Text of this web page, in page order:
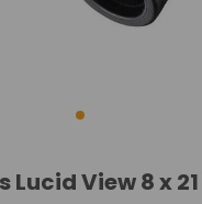
View 8 x 21